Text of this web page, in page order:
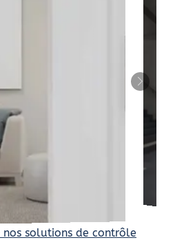
nos solutions de contrôle